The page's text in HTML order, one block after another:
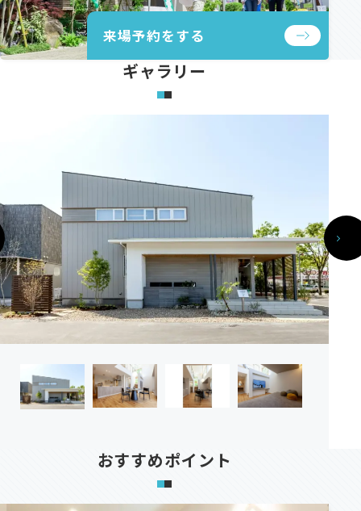
来場予約をする
ギャラリー
おすすめポイント